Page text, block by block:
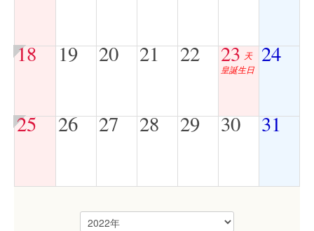
18 19 20 21 22 23 天
皇誕生日
24
25 26 27 28 29 30 31